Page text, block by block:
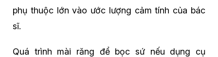
phụ thuộc lớn vào ước lượng cảm tính của bác
sĩ.
Quá trình mài răng để bọc sứ nếu dụng cụ